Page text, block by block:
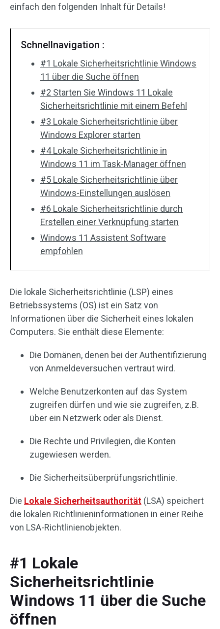
einfach den folgenden Inhalt für Details!
Schnellnavigation :
#1 Lokale Sicherheitsrichtlinie Windows
11 über die Suche öffnen
#2 Starten Sie Windows 11 Lokale
Sicherheitsrichtlinie mit einem Befehl
#3 Lokale Sicherheitsrichtlinie über
Windows Explorer starten
#4 Lokale Sicherheitsrichtlinie in
Windows 11 im Task-Manager öffnen
#5 Lokale Sicherheitsrichtlinie über
Windows-Einstellungen auslösen
#6 Lokale Sicherheitsrichtlinie durch
Erstellen einer Verknüpfung starten
Windows 11 Assistent Software
empfohlen
Die lokale Sicherheitsrichtlinie (LSP) eines
Betriebssystems (OS) ist ein Satz von
Informationen über die Sicherheit eines lokalen
Computers. Sie enthält diese Elemente:
Die Domänen, denen bei der Authentifizierung
von Anmeldeversuchen vertraut wird.
Welche Benutzerkonten auf das System
zugreifen dürfen und wie sie zugreifen, z.B.
über ein Netzwerk oder als Dienst.
Die Rechte und Privilegien, die Konten
zugewiesen werden.
Die Sicherheitsüberprüfungsrichtlinie.
Die Lokale Sicherheitsauthorität (LSA) speichert
die lokalen Richtlinieninformationen in einer Reihe
von LSA-Richtlinienobjekten.
#1 Lokale
Sicherheitsrichtlinie
Windows 11 über die Suche
öffnen